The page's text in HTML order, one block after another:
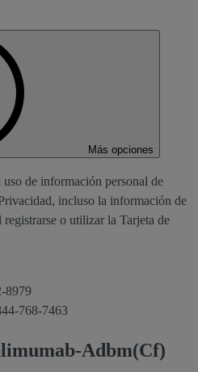
Más opciones
de información personal de
incluso la información de
o utilizar la Tarjeta de
8979
768-7463
Adbm(Cf)